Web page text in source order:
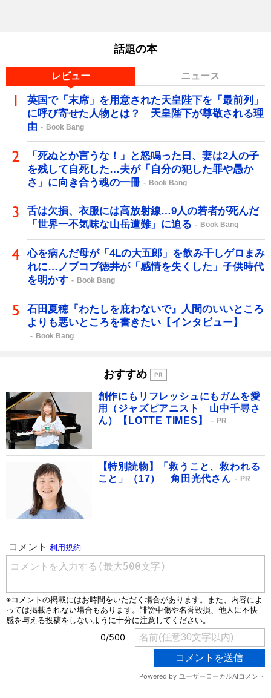
話題の本
レビュー ニュース
英国で「末席」を用意された天皇陛下を「最前列」
に呼び寄せた人物とは？ 天皇陛下が尊敬される理
由
Book Bang
「死ぬとか言うな！」と怒鳴った日、妻は2人の子
を残して自死した…夫が「自分の犯した罪や愚か
さ」に向き合う魂の一冊
Book Bang
舌は欠損、衣服には高放射線…9人の若者が死んだ
「世界一不気味な山岳遭難」に迫る
Book Bang
心を病んだ母が「4Lの大五郎」を飲み干しゲロまみ
れに…ノブコブ徳井が「感情を失くした」子供時代
を明かす
Book Bang
石田夏穂『わたしを庇わないで』人間のいいところ
よりも悪いところを書きたい【インタビュー】
Book Bang
おすすめ
創作にもリフレッシュにもガムを愛
用（ジャズピアニスト 山中千尋さ
ん）【LOTTE TIMES】
PR
【特別読物】「救うこと、救われる
こと」（17） 角田光代さん
PR